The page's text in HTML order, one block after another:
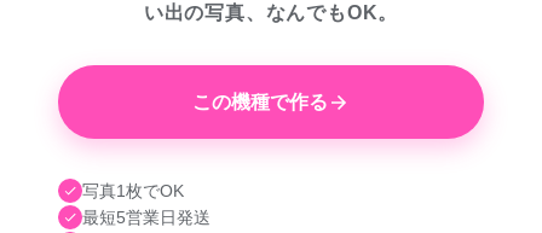
い出の写真、なんでもOK。
この機種で作る
写真1枚でOK
最短5営業日発送